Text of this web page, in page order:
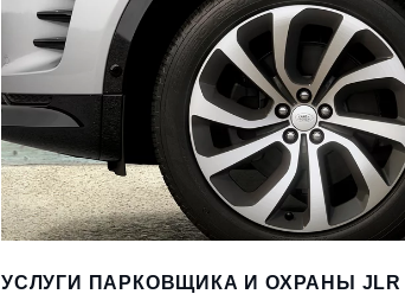
УСЛУГИ ПАРКОВЩИКА И ОХРАНЫ JLR